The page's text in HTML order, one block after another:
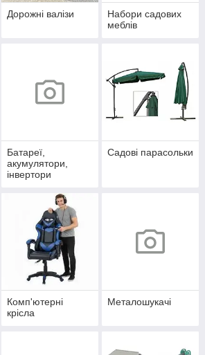
Дорожні валізи
Набори садових
меблів
Батареї,
акумулятори,
інвертори
Садові парасольки
Комп'ютерні
крісла
Металошукачі